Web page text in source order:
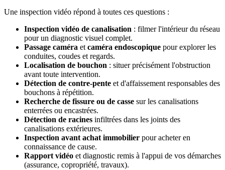
Une inspection vidéo répond à toutes ces questions :
Inspection vidéo de canalisation : filmer l'intérieur du réseau
pour un diagnostic visuel complet.
Passage caméra et caméra endoscopique pour explorer les
conduites, coudes et regards.
Localisation de bouchon : situer précisément l'obstruction
avant toute intervention.
Détection de contre-pente et d'affaissement responsables des
bouchons à répétition.
Recherche de fissure ou de casse sur les canalisations
enterrées ou encastrées.
Détection de racines infiltrées dans les joints des
canalisations extérieures.
Inspection avant achat immobilier pour acheter en
connaissance de cause.
Rapport vidéo et diagnostic remis à l'appui de vos démarches
(assurance, copropriété, travaux).